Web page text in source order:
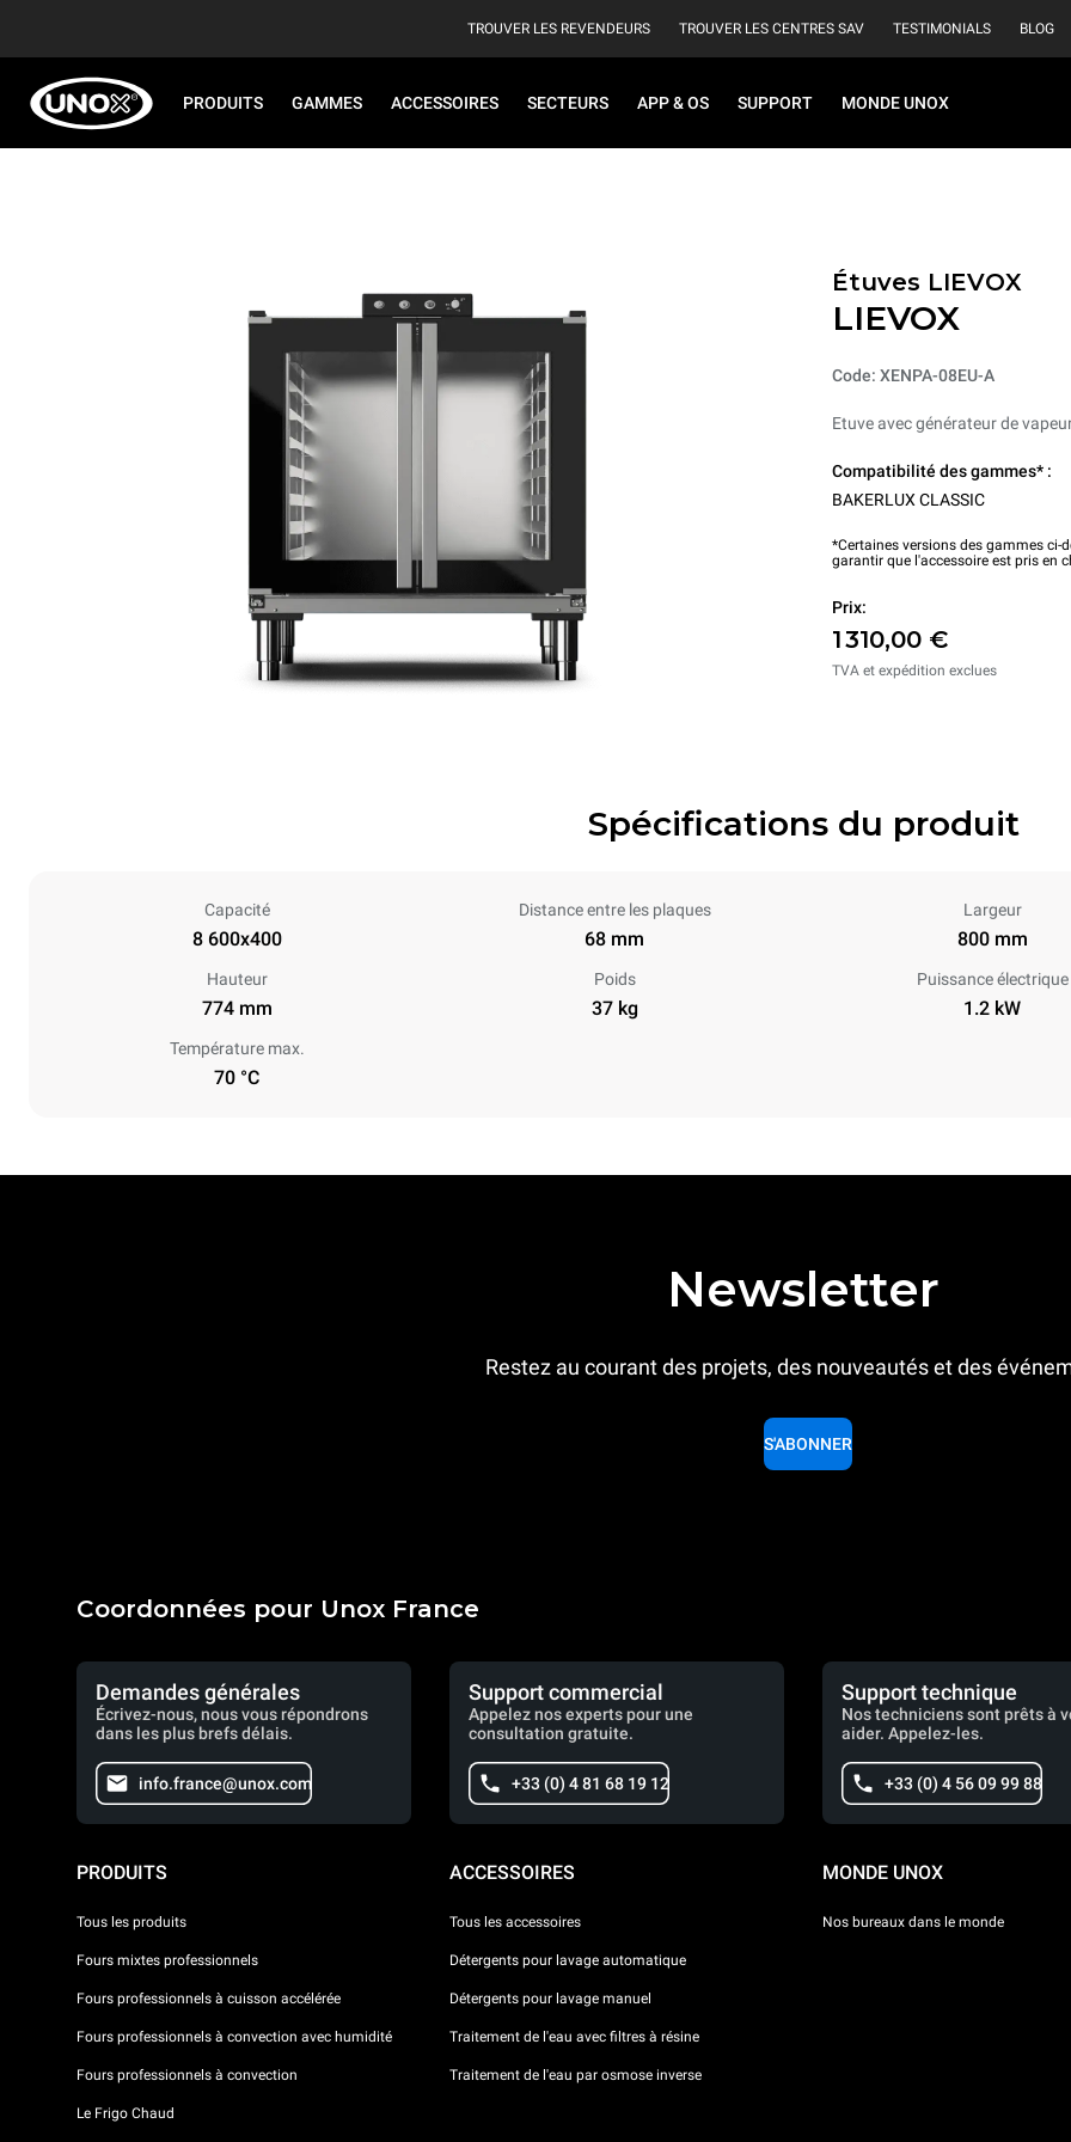
TROUVER LES REVENDEURS TROUVER LES CENTRES SAV TESTIMONIALS BLOG
PRODUITS GAMMES ACCESSOIRES SECTEURS APP & OS SUPPORT MONDE UNOX
Étuves LIEVOX
LIEVOX
Code: XENPA-08EU-A
Etuve avec générateur de
Compatibilité des gammes* :
BAKERLUX CLASSIC
*Certaines versions des gammes
garantir que l'accessoire est pris en
Prix:
1 310,00 €
TVA et expédition exclues
Spécifications du produit
Capacité
8 600x400
Distance entre les plaques
68 mm
Largeur
800 mm
Hauteur
774 mm
Poids
37 kg
Puissance électrique
1.2 kW
Température max.
70 °C
Newsletter
Restez au courant des projets, des nouveautés et des
S'ABONNER
Coordonnées pour Unox France
Demandes générales
Écrivez-nous, nous vous répondrons
dans les plus brefs délais.
info.france@unox.com
Support commercial
Appelez nos experts pour une
consultation gratuite.
+33 (0) 4 81 68 19 12
Support technique
Nos techniciens sont prêts à
aider. Appelez-les.
+33 (0) 4 56 09 99 88
PRODUITS
Tous les produits
Fours mixtes professionnels
Fours professionnels à cuisson accélérée
Fours professionnels à convection avec humidité
Fours professionnels à convection
Le Frigo Chaud
ACCESSOIRES
Tous les accessoires
Détergents pour lavage automatique
Détergents pour lavage manuel
Traitement de l'eau avec filtres à résine
Traitement de l'eau par osmose inverse
MONDE UNOX
Nos bureaux dans le monde